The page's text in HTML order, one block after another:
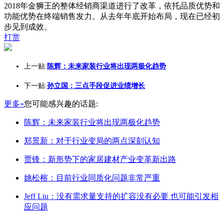
2018年金狮王的整体经销商渠道进行了改革，依托品质优势和
功能优势在终端销售发力。从去年年底开始布局，现在已经初
步见到成效。
打赏
上一贴: 陈辉：未来家装行业将出现两极化趋势
下一贴:孙立国：三点手段促进业绩增长
更多»您可能感兴趣的话题:
陈辉：未来家装行业将出现两极化趋势
郑景新：对于行业变局的两点深刻认知
贾锋：新形势下的家居建材产业变革新出路
姚松榕：目前行业同质化问题非常严重
Jeff Liu：没有需求量支持的扩容没有必要 也可能引发相
应问题